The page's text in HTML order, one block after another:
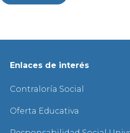
Enlaces de interés
Contraloría Social
Oferta Educativa